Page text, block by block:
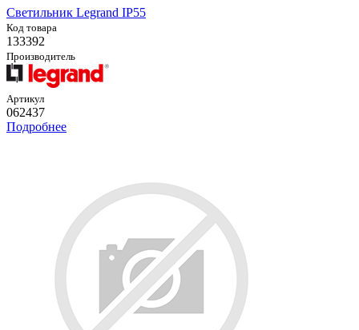
Светильник Legrand IP55
Код товара
133392
Производитель
Артикул
062437
Подробнее